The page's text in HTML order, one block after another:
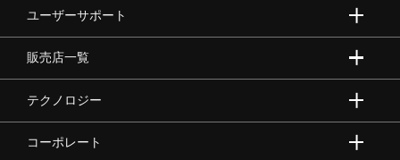
ユーザーサポート
販売店一覧
テクノロジー
コーポレート